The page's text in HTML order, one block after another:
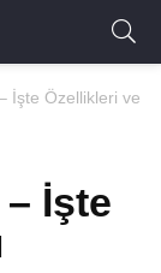
İşte Özellikleri ve
– İşte